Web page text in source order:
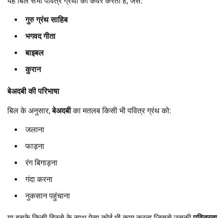
गुरु ग्रंथ साहिब
भगवद गीता
बाइबल
कुरान
बेअदबी की परिभाषा
बिल के अनुसार,बेअदबीका मतलब किसी भी पवित्र ग्रंथ को:
जलाना
फाड़ना
रंग बिगाड़ना
गंदा करना
नुकसान पहुंचाना